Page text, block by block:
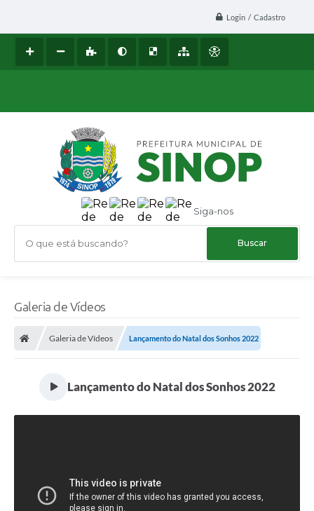
Login / Cadastro
Siga-nos
O que está buscando?
Galeria de Vídeos
Galeria de Vídeos Lançamento do Natal dos Sonhos 2022
Lançamento do Natal dos Sonhos 2022